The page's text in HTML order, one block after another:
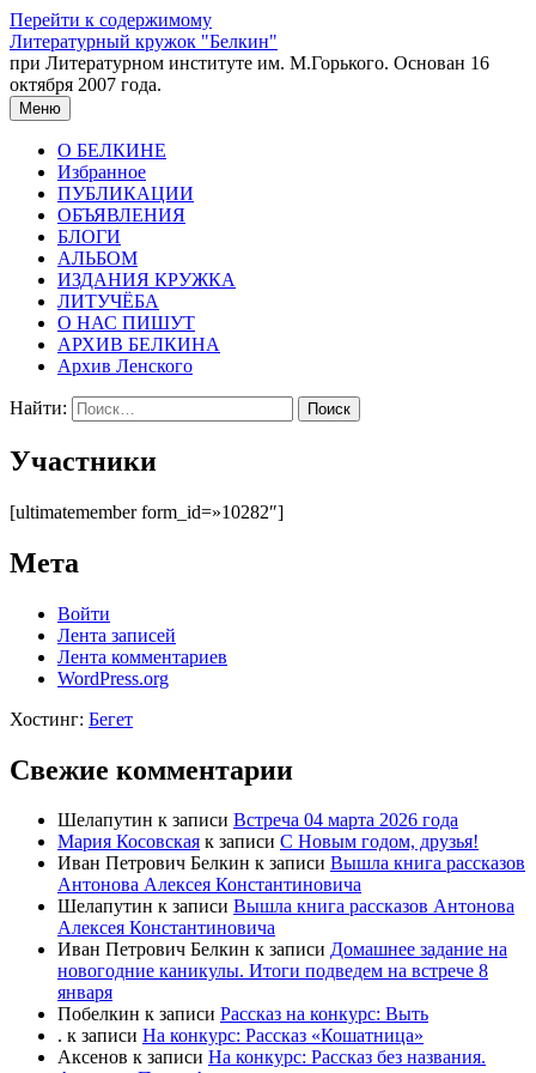
Перейти к содержимому
Литературный кружок "Белкин"
при Литературном институте им. М.Горького. Основан 16
октября 2007 года.
Меню
О БЕЛКИНЕ
Избранное
ПУБЛИКАЦИИ
ОБЪЯВЛЕНИЯ
БЛОГИ
АЛЬБОМ
ИЗДАНИЯ КРУЖКА
ЛИТУЧЁБА
О НАС ПИШУТ
АРХИВ БЕЛКИНА
Архив Ленского
Найти:
Участники
[ultimatemember form_id=»10282″]
Мета
Войти
Лента записей
Лента комментариев
WordPress.org
Хостинг: Бегет
Свежие комментарии
Шелапутин к записи Встреча 04 марта 2026 года
Мария Косовская к записи С Новым годом, друзья!
Иван Петрович Белкин к записи Вышла книга рассказов
Антонова Алексея Константиновича
Шелапутин к записи Вышла книга рассказов Антонова
Алексея Константиновича
Иван Петрович Белкин к записи Домашнее задание на
новогодние каникулы. Итоги подведем на встрече 8
января
Побелкин к записи Рассказ на конкурс: Выть
. к записи На конкурс: Рассказ «Кошатница»
Аксенов к записи На конкурс: Рассказ без названия.